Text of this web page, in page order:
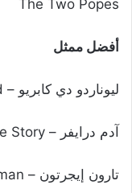
The Two Popes
أفضل ممثل
ليوناردو دي كابريو – Once Upon A Time.. In Hollywood
آدم درايفر – Marriage Story
تارون إيجرتون – Rocketman